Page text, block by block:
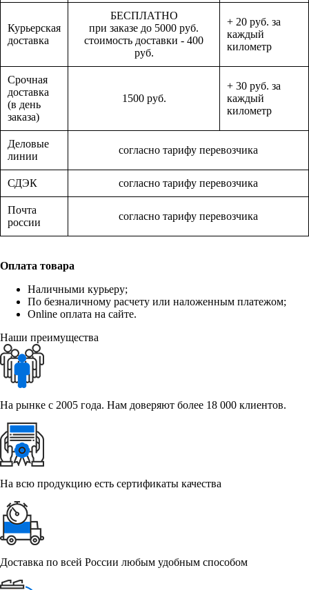
Курьерская
доставка
БЕСПЛАТНО
при заказе до 5000 руб.
стоимость доставки - 400
руб.
+ 20 руб. за
каждый
километр
Срочная
доставка
(в день
заказа)
1500 руб.
+ 30 руб. за
каждый
километр
Деловые
линии
согласно тарифу перевозчика
СДЭК согласно тарифу перевозчика
Почта
россии
согласно тарифу перевозчика
Оплата товара
Наличными курьеру;
По безналичному расчету или наложенным платежом;
Online оплата на сайте.
Наши преимущества
На рынке с 2005 года. Нам доверяют более 18 000 клиентов.
На всю продукцию есть сертификаты качества
Доставка по всей России любым удобным способом